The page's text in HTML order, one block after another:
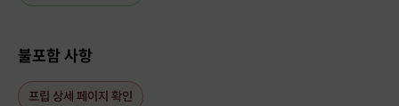
불포함 사항
프립 상세 페이지 확인